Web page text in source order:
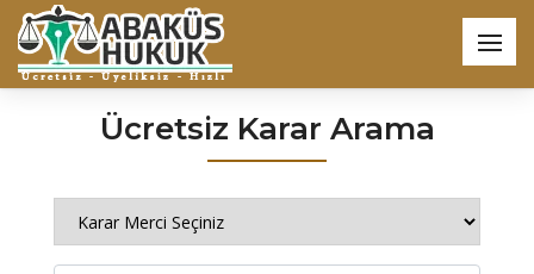
Ücretsiz Karar Arama